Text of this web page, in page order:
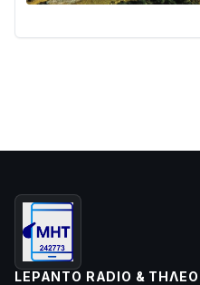
LEPANTO RADIO &